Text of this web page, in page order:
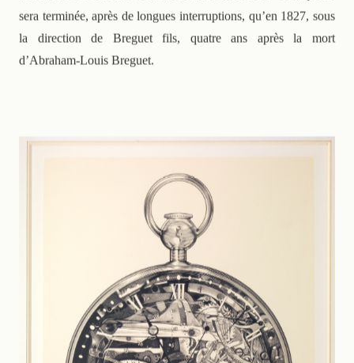
sera terminée, après de longues interruptions, qu’en 1827, sous
la direction de Breguet fils, quatre ans après la mort
d’Abraham-Louis Breguet.